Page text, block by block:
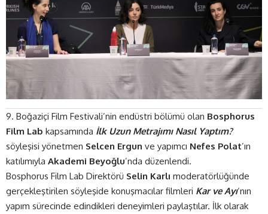
9. Boğaziçi Film Festivali’nin endüstri bölümü olan Bosphorus
Film Lab kapsamında İlk Uzun Metrajımı Nasıl Yaptım?
söyleşisi yönetmen Selcen Ergun ve yapımcı Nefes Polat’ın
katılımıyla Akademi Beyoğlu’nda düzenlendi.
Bosphorus Film Lab Direktörü Selin Karlı moderatörlüğünde
gerçekleştirilen söyleşide konuşmacılar filmleri Kar ve Ayı‘nın
yapım sürecinde edindikleri deneyimleri paylaştılar. İlk olarak